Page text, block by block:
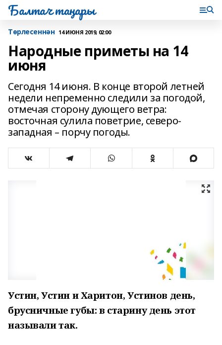
Балтач таңнары
Tөрлесеннән 14 ИЮНЯ 2019, 02:00
Народные приметы на 14
июня
Сегодня 14 июня. В конце второй летней
недели непременно следили за погодой,
отмечая сторону дующего ветра:
восточная сулила поветрие, северо-
западная – порчу погоды.
Устин, Устин и Харитон, Устинов день,
брусничные губы: в старину день этот
называли так.